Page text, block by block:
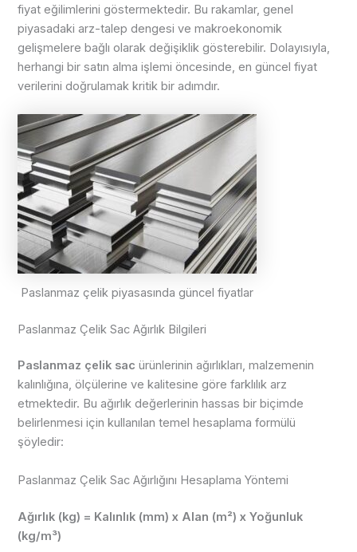
fiyat eğilimlerini göstermektedir. Bu rakamlar, genel
piyasadaki arz-talep dengesi ve makroekonomik
gelişmelere bağlı olarak değişiklik gösterebilir. Dolayısıyla,
herhangi bir satın alma işlemi öncesinde, en güncel fiyat
verilerini doğrulamak kritik bir adımdır.
Paslanmaz çelik piyasasında güncel fiyatlar
Paslanmaz Çelik Sac Ağırlık Bilgileri
Paslanmaz çelik sac ürünlerinin ağırlıkları, malzemenin
kalınlığına, ölçülerine ve kalitesine göre farklılık arz
etmektedir. Bu ağırlık değerlerinin hassas bir biçimde
belirlenmesi için kullanılan temel hesaplama formülü
şöyledir:
Paslanmaz Çelik Sac Ağırlığını Hesaplama Yöntemi
Ağırlık (kg) = Kalınlık (mm) x Alan (m²) x Yoğunluk
(kg/m³)